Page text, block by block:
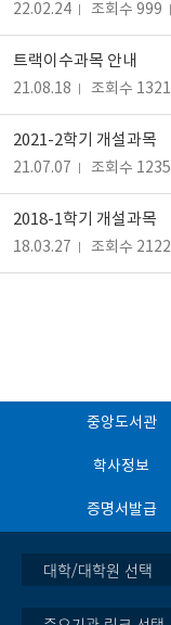
22.02.24 조회수 999
트랙이수과목 안내
21.08.18 조회수 1321
2021-2학기 개설과목
21.07.07 조회수 1235
2018-1학기 개설과목
18.03.27 조회수 2122
중앙도서관
학사정보
증명서발급
대학/대학원 선택